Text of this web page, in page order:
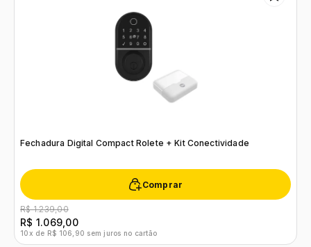
Fechadura Digital Compact Rolete + Kit Conectividade
Comprar
R$ 1.239,00
R$ 1.069,00
10x de R$ 106,90 sem juros no cartão